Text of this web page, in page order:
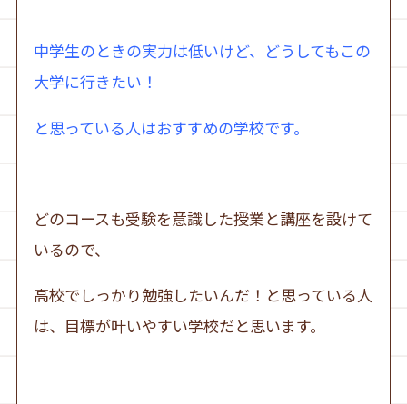
中学生のときの実力は低いけど、どうしてもこの
大学に行きたい！
と思っている人はおすすめの学校です。
どのコースも受験を意識した授業と講座を設けて
いるので、
高校でしっかり勉強したいんだ！と思っている人
は、目標が叶いやすい学校だと思います。